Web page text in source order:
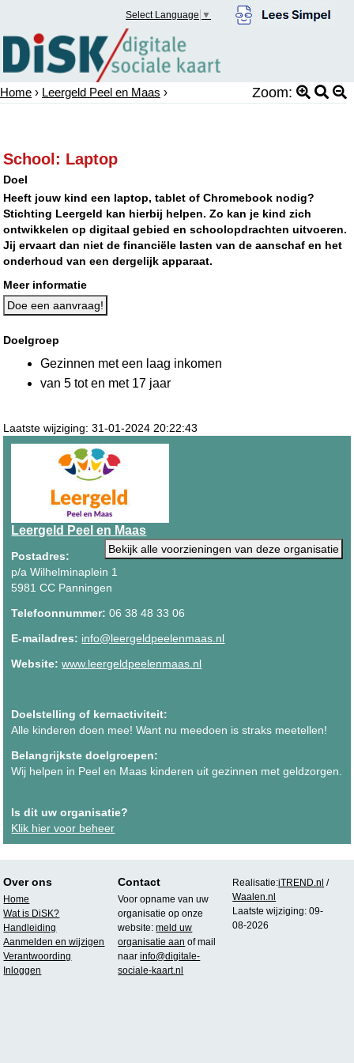
Select Language ▼
Home › Leergeld Peel en Maas › Zoom:
School: Laptop
Doel
Heeft jouw kind een laptop, tablet of Chromebook nodig?
Stichting Leergeld kan hierbij helpen. Zo kan je kind zich
ontwikkelen op digitaal gebied en schoolopdrachten uitvoeren.
Jij ervaart dan niet de financiële lasten van de aanschaf en het
onderhoud van een dergelijk apparaat.
Meer informatie
Doe een aanvraag!
Doelgroep
Gezinnen met een laag inkomen
van 5 tot en met 17 jaar
Laatste wijziging: 31-01-2024 20:22:43
Leergeld Peel en Maas
Bekijk alle voorzieningen van deze organisatie
Postadres:
p/a Wilhelminaplein 1
5981 CC Panningen
Telefoonnummer: 06 38 48 33 06
E-mailadres: info@leergeldpeelenmaas.nl
Website: www.leergeldpeelenmaas.nl
Doelstelling of kernactiviteit:
Alle kinderen doen mee! Want nu meedoen is straks meetellen!
Belangrijkste doelgroepen:
Wij helpen in Peel en Maas kinderen uit gezinnen met geldzorgen.
Is dit uw organisatie?
Klik hier voor beheer
Over ons
Home
Wat is DiSK?
Handleiding
Aanmelden en wijzigen
Verantwoording
Inloggen
Contact
Voor opname van uw
organisatie op onze
website:meld uw
organisatie aan of mail
naarinfo@digitale-
sociale-kaart.nl
Realisatie:iTREND.nl /
Waalen.nl
Laatste wijziging: 09-
08-2026